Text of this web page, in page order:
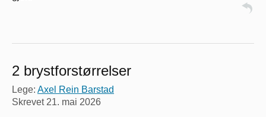
2 brystforstørrelser
Lege: Axel Rein Barstad
Skrevet 21. mai 2026